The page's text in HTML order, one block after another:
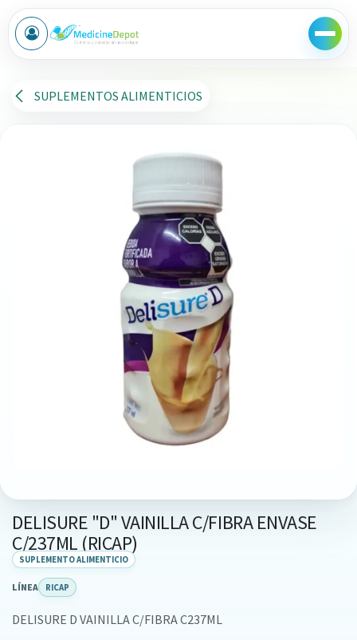
Ir al contenido
SUPLEMENTOS ALIMENTICIOS
DELISURE "D" VAINILLA C/FIBRA ENVASE
C/237ML (RICAP)
SUPLEMENTO ALIMENTICIO
LÍNEA RICAP
DELISURE D VAINILLA C/FIBRA C237ML